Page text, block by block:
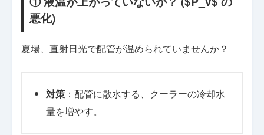
悪化)
夏場、直射日光で配管が温められていませんか？
対策 ：配管に散水する、クーラーの冷却水
量を増やす。